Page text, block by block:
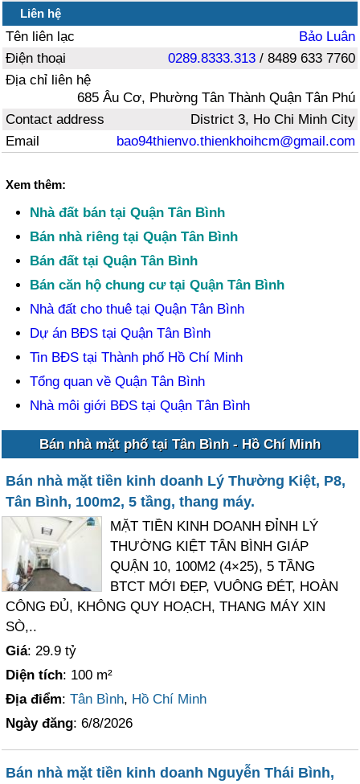
Liên hệ
Tên liên lạc
Bảo Luân
Điện thoại
0289.8333.313/ 8489 633 7760
Địa chỉ liên hệ
685 Âu Cơ, Phường Tân Thành Quận Tân Phú
Contact address
District 3, Ho Chi Minh City
Email
bao94thienvo.thienkhoihcm@gmail.com
Xem thêm:
Nhà đất bán tại Quận Tân Bình
Bán nhà riêng tại Quận Tân Bình
Bán đất tại Quận Tân Bình
Bán căn hộ chung cư tại Quận Tân Bình
Nhà đất cho thuê tại Quận Tân Bình
Dự án BĐS tại Quận Tân Bình
Tin BĐS tại Thành phố Hồ Chí Minh
Tổng quan về Quận Tân Bình
Nhà môi giới BĐS tại Quận Tân Bình
Bán nhà mặt phố tại Tân Bình - Hồ Chí Minh
Bán nhà mặt tiền kinh doanh Lý Thường Kiệt, P8,
Tân Bình, 100m2, 5 tầng, thang máy.
MẶT TIỀN KINH DOANH ĐỈNH LÝ
THƯỜNG KIỆT TÂN BÌNH GIÁP
QUẬN 10, 100M2 (4×25), 5 TẦNG
BTCT MỚI ĐẸP, VUÔNG ĐÉT, HOÀN
CÔNG ĐỦ, KHÔNG QUY HOẠCH, THANG MÁY XIN
SÒ,..
Giá: 29.9 tỷ
Diện tích: 100 m²
Địa điểm:Tân Bình, Hồ Chí Minh
Ngày đăng: 6/8/2026
Bán nhà mặt tiền kinh doanh Nguyễn Thái Bình,